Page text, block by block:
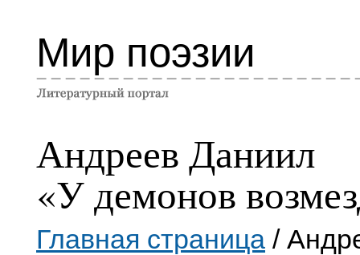
Мир поэзии
Андреев Даниил
«У демонов
Главная страница /